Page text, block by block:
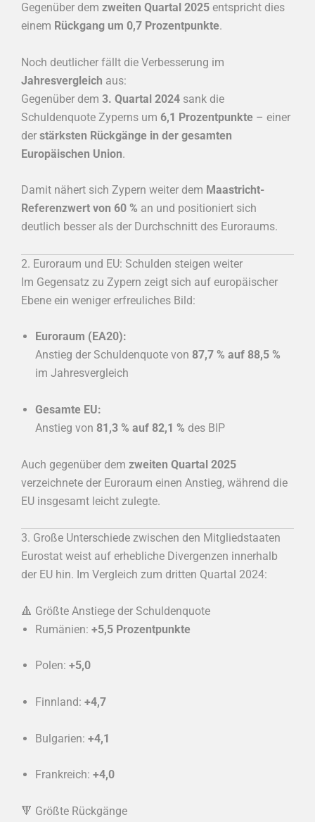
Gegenüber dem zweiten Quartal 2025 entspricht dies
einem Rückgang um 0,7 Prozentpunkte.
Noch deutlicher fällt die Verbesserung im
Jahresvergleich aus:
Gegenüber dem 3. Quartal 2024 sank die
Schuldenquote Zyperns um 6,1 Prozentpunkte – einer
der stärksten Rückgänge in der gesamten
Europäischen Union.
Damit nähert sich Zypern weiter dem Maastricht-
Referenzwert von 60 % an und positioniert sich
deutlich besser als der Durchschnitt des Euroraums.
2. Euroraum und EU: Schulden steigen weiter
Im Gegensatz zu Zypern zeigt sich auf europäischer
Ebene ein weniger erfreuliches Bild:
Euroraum (EA20):
Anstieg der Schuldenquote von 87,7 % auf 88,5 %
im Jahresvergleich
Gesamte EU:
Anstieg von 81,3 % auf 82,1 % des BIP
Auch gegenüber dem zweiten Quartal 2025
verzeichnete der Euroraum einen Anstieg, während die
EU insgesamt leicht zulegte.
3. Große Unterschiede zwischen den Mitgliedstaaten
Eurostat weist auf erhebliche Divergenzen innerhalb
der EU hin. Im Vergleich zum dritten Quartal 2024:
🔺 Größte Anstiege der Schuldenquote
Rumänien: +5,5 Prozentpunkte
Polen: +5,0
Finnland: +4,7
Bulgarien: +4,1
Frankreich: +4,0
🔻 Größte Rückgänge